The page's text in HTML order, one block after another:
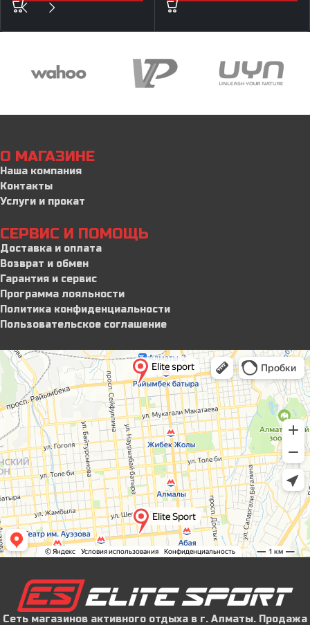
О МАГАЗИНЕ
Наша компания
Контакты
Услуги и прокат
СЕРВИС И ПОМОЩЬ
Доставка и оплата
Возврат и обмен
Гарантия и сервис
Программа лояльности
Политика конфиденциальности
Пользовательское соглашение
Сеть магазинов активного отдыха в г. Алматы. Продажа